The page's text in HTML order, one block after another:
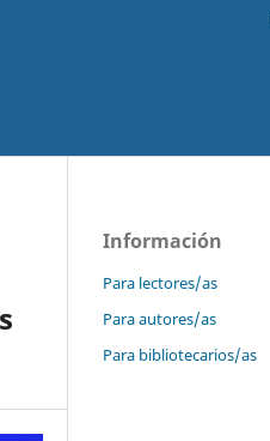
Información
Para lectores/as
Para autores/as
Para bibliotecarios/as